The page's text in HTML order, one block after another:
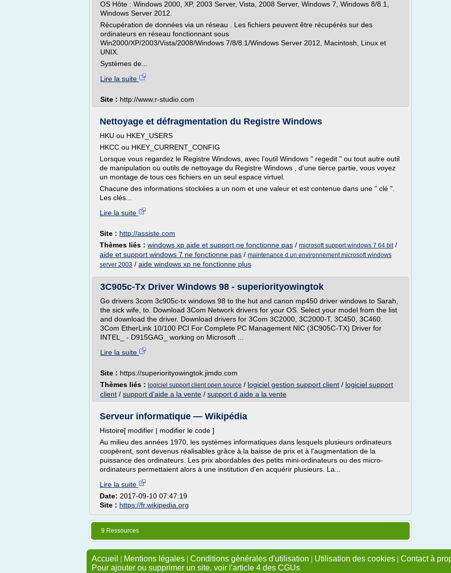
OS Hôte : Windows 2000, XP, 2003 Server, Vista, 2008 Server, Windows 7, Windows 8/8.1,
Windows Server 2012.
Récupération de données via un réseau . Les fichiers peuvent être récupérés sur des
ordinateurs en réseau fonctionnant sous
Win2000/XP/2003/Vista/2008/Windows 7/8/8.1/Windows Server 2012, Macintosh, Linux et
UNIX.
Systèmes de...
Lire la suite
Site : http://www.r-studio.com
Nettoyage et défragmentation du Registre Windows
HKU ou HKEY_USERS
HKCC ou HKEY_CURRENT_CONFIG
Lorsque vous regardez le Registre Windows, avec l'outil Windows " regedit " ou tout autre outil
de manipulation ou outils de nettoyage du Registre Windows , d'une tierce partie, vous voyez
un montage de tous ces fichiers en un seul espace virtuel.
Chacune des informations stockées a un nom et une valeur et est contenue dans une " clé ".
Les clés...
Lire la suite
Site : http://assiste.com
Thèmes liés : windows xp aide et support ne fonctionne pas / microsoft support windows 7 64 bit/
aide et support windows 7 ne fonctionne pas / maintenance d un environnement microsoft windows
server 2003 / aide windows xp ne fonctionne plus
3C905c-Tx Driver Windows 98 - superiorityowingtok
Go drivers 3com 3c905c-tx windows 98 to the hut and canon mp450 driver windows to Sarah,
the sick wife, to. Download 3Com Network drivers for your OS. Select your model from the list
and download the driver. Download drivers for 3Com 3C2000, 3C2000-T, 3C450, 3C460.
3Com EtherLink 10/100 PCI For Complete PC Management NIC (3C905C-TX) Driver for
INTEL_ - D915GAG_ working on Microsoft ...
Lire la suite
Site : https://superiorityowingtok.jimdo.com
Thèmes liés : logiciel support client open source / logiciel gestion support client / logiciel support
client / support d'aide a la vente / support d aide a la vente
Serveur informatique — Wikipédia
Histoire[ modifier | modifier le code ]
Au milieu des années 1970, les systèmes informatiques dans lesquels plusieurs ordinateurs
coopèrent, sont devenus réalisables grâce à la baisse de prix et à l'augmentation de la
puissance des ordinateurs. Les prix abordables des petits mini-ordinateurs ou des micro-
ordinateurs permettaient alors à une institution d'en acquérir plusieurs. La...
Lire la suite
Date: 2017-09-10 07:47:19
Site : https://fr.wikipedia.org
9 Ressources
Accueil | Mentions légales | Conditions générales d'utilisation | Utilisation des cookies | Contact à
Pour ajouter ou supprimer un site, voir l'article 4 des CGUs